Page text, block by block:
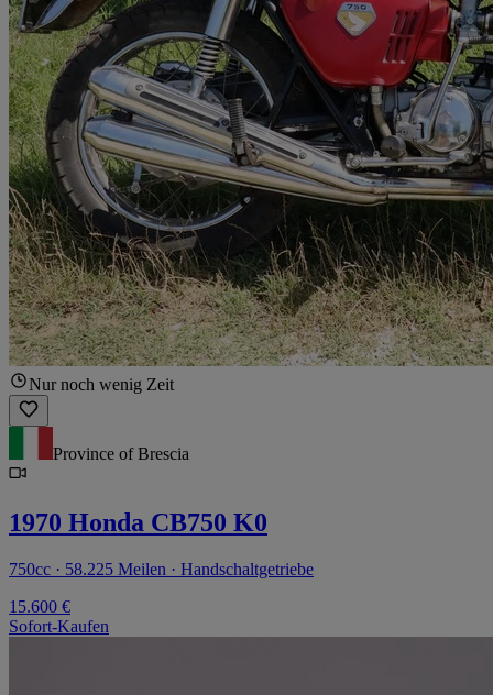
Nur noch wenig Zeit
Province of Brescia
1970 Honda CB750 K0
750cc · 58.225 Meilen · Handschaltgetriebe
15.600 €
Sofort-Kaufen